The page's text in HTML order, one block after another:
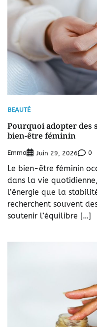
BEAUTÉ
Pourquoi adopter des
bien-être féminin
Emma Juin 29, 2026 0
Le bien-être féminin
dans la vie
l’énergie que la
recherchent souvent
soutenir l’équilibre […]